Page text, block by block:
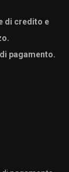
di credito e
pagamento.